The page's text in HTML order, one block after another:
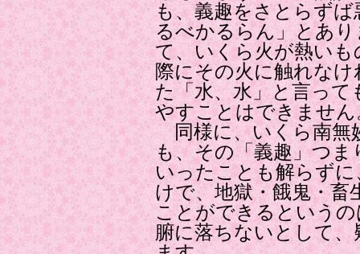
も、義趣をさとらず
るべかるらん」とあ
て、いくら火が熱い
際にその火に触れな
た「水、水」と言っ
やすことはできません
同様に、いくら南無
も、その「義趣」つ
いったことも解らず
けで、地獄・餓鬼・畜
ことができるという
腑に落ちないとして